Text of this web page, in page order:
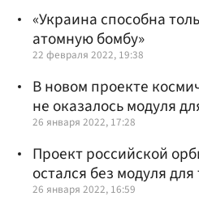
«Украина способна
атомную бомбу»
22 февраля 2022, 19:38
В новом проекте
не оказалось модуля
26 января 2022, 17:28
Проект российской
остался без модуля для
26 января 2022, 16:59